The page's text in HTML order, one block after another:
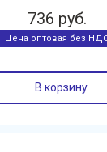
736 руб.
В корзину